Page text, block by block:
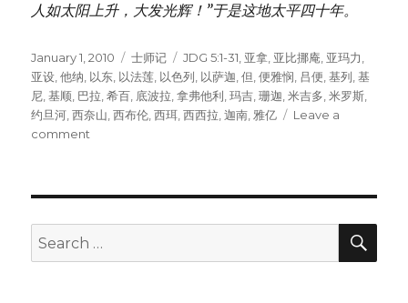
人如太阳上升，大发光辉！”于是这地太平四十年。
Posted
on
January 1, 2010 Categories
士师记 Tags
JDG 5:1-31 亚拿 亚比挪庵 亚玛力
亚设 ,他纳 以东 以法莲 以色列 以萨迦 ,但 ,便雅悯 吕便 ,基列 ,基
尼 ,基顺 巴拉 ,希百 底波拉 ,拿弗他利 ,玛吉 ,珊迦 ,米吉多 ,米罗斯
约旦河 ,西奈山 ,西布伦 ,西珥 ,西西拉 ,迦南 雅亿
Leave a
comment
歌
(JDG
Search
for: